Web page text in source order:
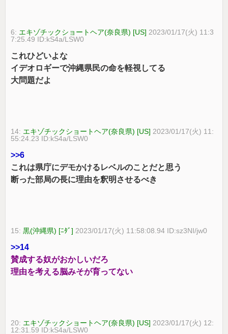
6: エキゾチックショートヘア(奈良県) [US] 2023/01/17(火) 11:3
7:25.49 ID:kS4a/LSW0
これひどいよな
イデオロギーで沖縄県民の命を軽視してる
大問題だよ
14: エキゾチックショートヘア(奈良県) [US] 2023/01/17(火) 11:
55:24.23 ID:kS4a/LSW0
>>6
これは県庁にデモかけるレベルのことだと思う
断った部局の長に理由を釈明させるべき
15:黒(沖縄県) [ﾆﾀﾞ] 2023/01/17(火) 11:58:08.94 ID:sz3NI/jw0
>>14
賛成する奴がおかしいだろ
理由を考える脳みそが育ってない
20: エキゾチックショートヘア(奈良県) [US] 2023/01/17(火) 12:
12:31.59 ID:kS4a/LSW0